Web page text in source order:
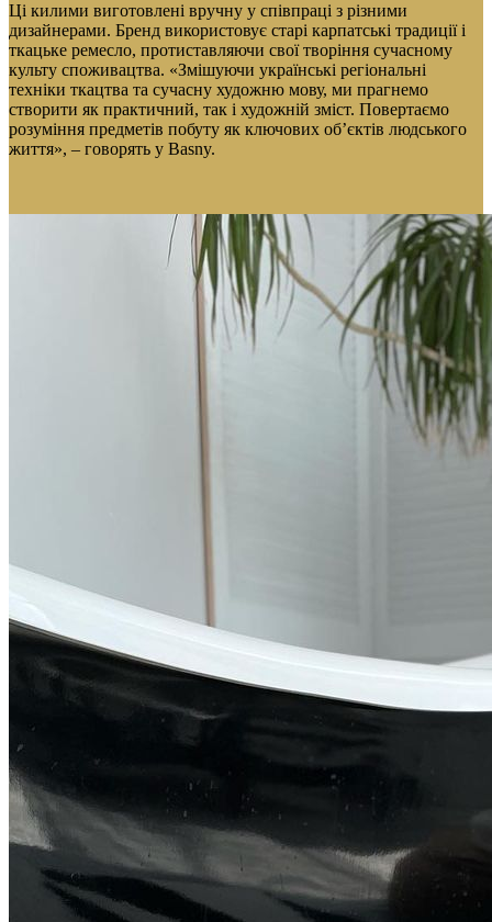
Ці килими виготовлені вручну у співпраці з різними
дизайнерами. Бренд використовує старі карпатські традиції і
ткацьке ремесло, протиставляючи свої творіння сучасному
культу споживацтва. «Змішуючи українські регіональні
техніки ткацтва та сучасну художню мову, ми прагнемо
створити як практичний, так і художній зміст. Повертаємо
розуміння предметів побуту як ключових об’єктів людського
життя», – говорять у Basny.